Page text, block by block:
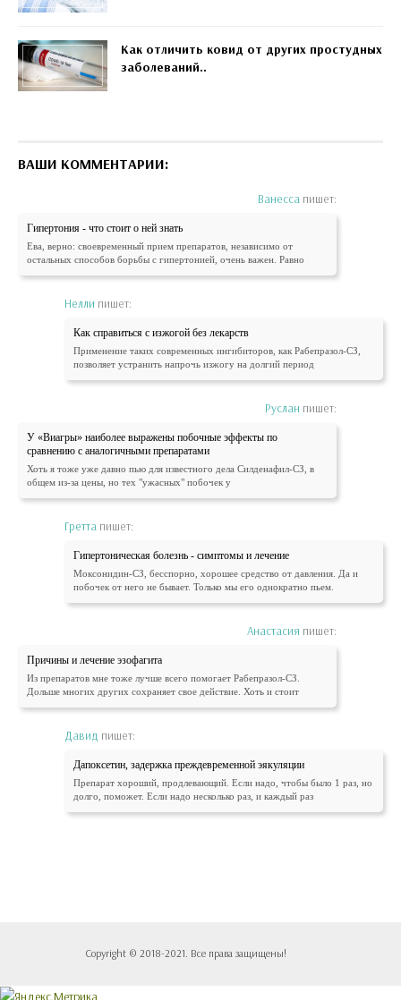
Как отличить ковид от других простудных
заболеваний..
ВАШИ КОММЕНТАРИИ:
Ванесса пишет:
Гипертония - что стоит о ней знать
Ева, верно: своевременный прием препаратов, независимо от
остальных способов борьбы с гипертонией, очень важен. Равно
Нелли пишет:
Как справиться с изжогой без лекарств
Применение таких современных ингибиторов, как Рабепразол-СЗ,
позволяет устранить напрочь изжогу на долгий период
Руслан пишет:
У «Виагры» наиболее выражены побочные эффекты по
сравнению с аналогичными препаратами
Хоть я тоже уже давно пью для известного дела Силденафил-СЗ, в
общем из-за цены, но тех "ужасных" побочек у
Гретта пишет:
Гипертоническая болезнь - симптомы и лечение
Моксонидин-СЗ, бесспорно, хорошее средство от давления. Да и
побочек от него не бывает. Только мы его однократно пьем.
Анастасия пишет:
Причины и лечение эзофагита
Из препаратов мне тоже лучше всего помогает Рабепразол-СЗ.
Дольше многих других сохраняет свое действие. Хоть и стоит
Давид пишет:
Дапоксетин, задержка преждевременной эякуляции
Препарат хороший, продлевающий. Если надо, чтобы было 1 раз, но
долго, поможет. Если надо несколько раз, и каждый раз
Copyright © 2018-2021. Все права защищены!